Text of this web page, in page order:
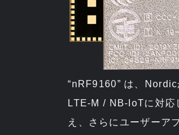
“nRF9160” は、Nordic
LTE-M / NB-IoTに対応
え、さらにユーザー